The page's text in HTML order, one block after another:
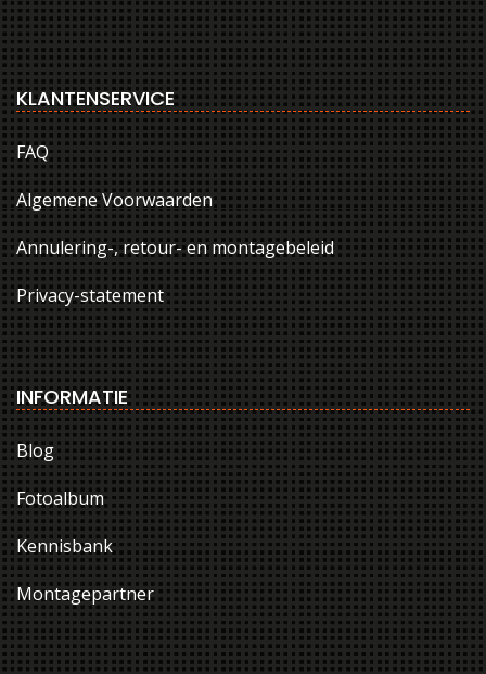
KLANTENSERVICE
FAQ
Algemene Voorwaarden
Annulering-, retour- en montagebeleid
Privacy-statement
INFORMATIE
Blog
Fotoalbum
Kennisbank
Montagepartner